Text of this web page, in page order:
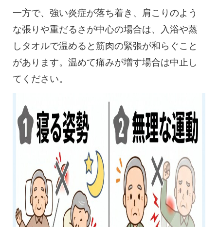
一方で、強い炎症が落ち着き、肩こりのよう
な張りや重だるさが中心の場合は、入浴や蒸
しタオルで温めると筋肉の緊張が和らぐこと
があります。温めて痛みが増す場合は中止し
てください。